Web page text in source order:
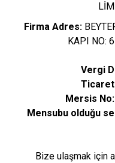
Firma Adres:
KAPI NO:
Vergi
Ticaret
Mersis No:
Mensubu olduğu
Bize ulaşmak için